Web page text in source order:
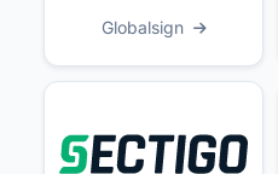
Globalsign